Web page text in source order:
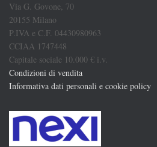
Via G. Govone, 70
20155 Milano
P.IVA e C.F. 04430980963
CCIAA 1747448
Capitale sociale 10.000 € i.v.
Condizioni di vendita
Informativa dati personali e cookie policy